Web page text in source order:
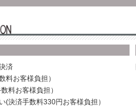
済
お客様負担）
料お客様負担）
決済手数料330円お客様負担）